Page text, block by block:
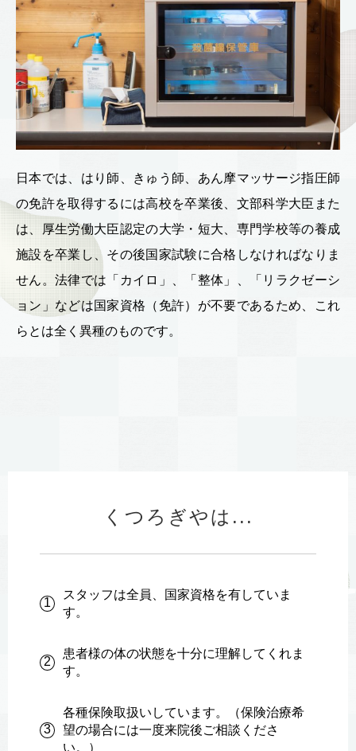
日本では、はり師、きゅう師、あん摩マッサージ指圧師
の免許を取得するには高校を卒業後、文部科学大臣また
は、厚生労働大臣認定の大学・短大、専門学校等の養成
施設を卒業し、その後国家試験に合格しなければなりま
せん。法律では「カイロ」、「整体」、「リラクゼーシ
ョン」などは国家資格（免許）が不要であるため、これ
らとは全く異種のものです。
くつろぎやは...
1
スタッフは全員、国家資格を有していま
す。
2
患者様の体の状態を十分に理解してくれま
す。
3
各種保険取扱いしています。（保険治療希
望の場合には一度来院後ご相談くださ
い。）